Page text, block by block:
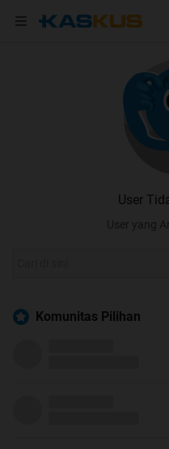
User
User yang
Komunitas Pilihan